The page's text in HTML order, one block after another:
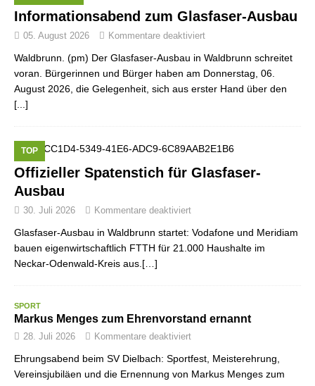
Informationsabend zum Glasfaser-Ausbau
05. August 2026 Kommentare deaktiviert
Waldbrunn. (pm) Der Glasfaser-Ausbau in Waldbrunn schreitet
voran. Bürgerinnen und Bürger haben am Donnerstag, 06.
August 2026, die Gelegenheit, sich aus erster Hand über den
[...]
Offizieller Spatenstich für Glasfaser-
Ausbau
TOP
30. Juli 2026 Kommentare deaktiviert
Glasfaser-Ausbau in Waldbrunn startet: Vodafone und Meridiam
bauen eigenwirtschaftlich FTTH für 21.000 Haushalte im
Neckar-Odenwald-Kreis aus.[…]
SPORT
Markus Menges zum Ehrenvorstand ernannt
28. Juli 2026 Kommentare deaktiviert
Ehrungsabend beim SV Dielbach: Sportfest, Meisterehrung,
Vereinsjubiläen und die Ernennung von Markus Menges zum